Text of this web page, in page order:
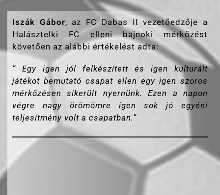
Iszák Gábor, az FC Dabas II vezetőedzője a
Halásztelki FC elleni bajnoki mérkőzést
követően az alábbi értékelést adta:
” Egy igen jól felkészített és igen kulturált
játékot bemutató csapat ellen egy igen szoros
mérkőzésen sikerült nyernünk. Ezen a napon
végre nagy örömömre igen sok jó egyéni
teljesítmény volt a csapatban.”